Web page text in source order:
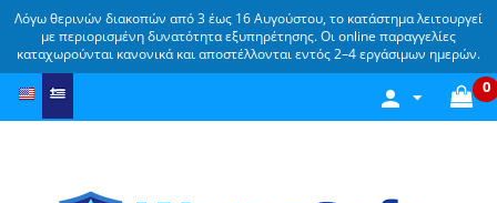
Λόγω θερινών διακοπών από 3 έως 16 Αυγούστου, το κατάστημα λειτουργεί
με περιορισμένη δυνατότητα εξυπηρέτησης. Οι online παραγγελίες
καταχωρούνται κανονικά και αποστέλλονται εντός 2–4 εργάσιμων ημερών.
0